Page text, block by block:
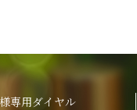
専用ダイヤル